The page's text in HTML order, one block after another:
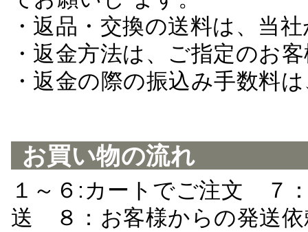
・返品・交換の送料は、当
・返金方法は、ご指定のお
・返金の際の振込み手数料
お買い物の流れ
１～６:カートでご注文 ７
送 ８：お客様からの発送